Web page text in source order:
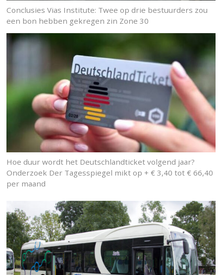
Conclusies Vias Institute: Twee op drie bestuurders zou
een bon hebben gekregen zin Zone 30
Hoe duur wordt het Deutschlandticket volgend jaar?
Onderzoek Der Tagesspiegel mikt op + € 3,40 tot € 66,40
per maand